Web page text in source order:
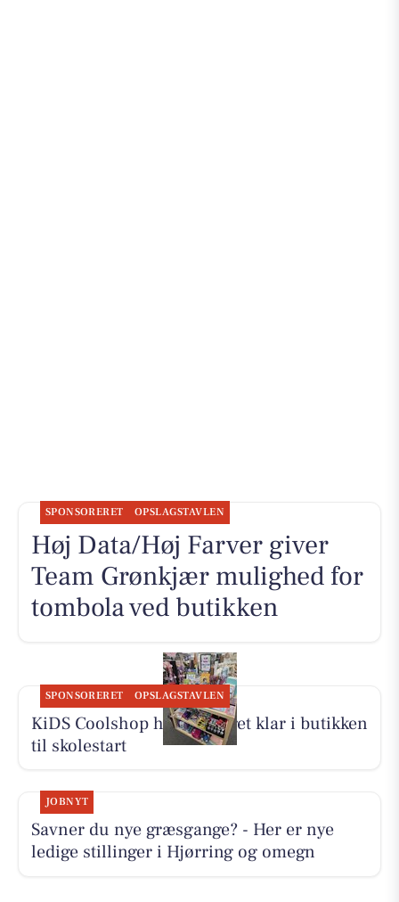
SPONSORERET OPSLAGSTAVLEN
Høj Data/Høj Farver giver
Team Grønkjær mulighed for
tombola ved butikken
SPONSORERET OPSLAGSTAVLEN
KiDS Coolshop har udvalget klar i butikken
til skolestart
JOBNYT
Savner du nye græsgange? - Her er nye
ledige stillinger i Hjørring og omegn